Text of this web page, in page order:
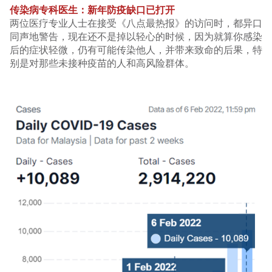
传染病专科医生：新年防疫缺口已打开
两位医疗专业人士在接受《八点最热报》的访问时，都异口
同声地警告，现在还不是掉以轻心的时候，因为就算你感染
后的症状轻微，仍有可能传染他人，并带来致命的后果，特
别是对那些未接种疫苗的人和高风险群体。